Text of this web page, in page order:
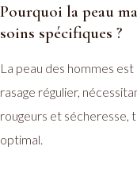
Pourquoi la peau
soins spécifiques ?
La peau des hommes est
rasage régulier,
rougeurs et sécheresse,
optimal.